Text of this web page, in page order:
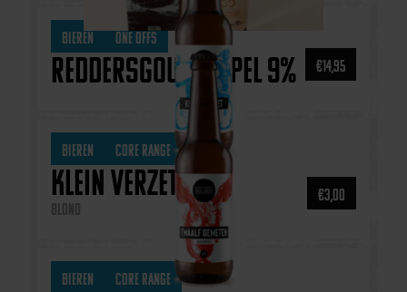
Bieren One Offs
Reddersgoud Tripel 9% €14,95
Bieren Core Range
Klein Verzet
Blond
€3,00
Bieren Core Range